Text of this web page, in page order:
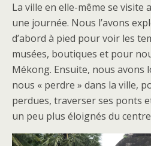
La ville en elle-même se visite
une journée. Nous l’avons
d’abord à pied pour voir les
musées, boutiques et pour
Mékong. Ensuite, nous avons
nous « perdre » dans la ville,
perdues, traverser ses ponts
un peu plus éloignés du